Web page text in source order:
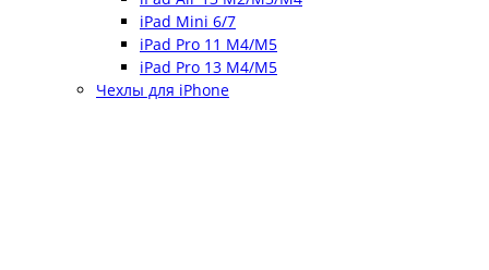
iPad Mini 6/7
iPad Pro 11 M4/M5
iPad Pro 13 M4/M5
Чехлы для iPhone